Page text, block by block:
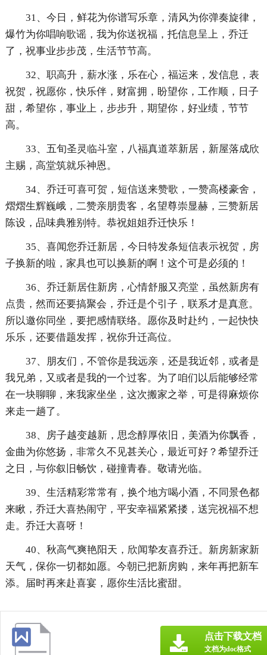
31、今日，鲜花为你谱写乐章，清风为你弹奏旋律，
爆竹为你唱响歌谣，我为你送祝福，托信息呈上，乔迁
了，祝事业步步茂，生活节节高。
32、职高升，薪水涨，乐在心，福运来，发信息，表
祝贺，祝愿你，快乐伴，财富拥，盼望你，工作顺，日子
甜，希望你，事业上，步步升，期望你，好业绩，节节
高。
33、五旬圣灵临斗室，八福真道萃新居，新屋落成欣
主赐，高堂筑就乐神恩。
34、乔迁可喜可贺，短信送来赞歌，一赞高楼豪舍，
熠熠生辉巍峨，二赞亲朋贵客，名望尊崇显赫，三赞新居
陈设，品味典雅别特。恭祝姐姐乔迁快乐！
35、喜闻您乔迁新居，今日特发条短信表示祝贺，房
子换新的啦，家具也可以换新的啊！这个可是必须的！
36、乔迁新居住新房，心情舒服又亮堂，虽然新房有
点贵，然而还要搞聚会，乔迁是个引子，联系才是真意。
所以邀你同坐，要把感情联络。愿你及时赴约，一起快快
乐乐，还要借题发挥，祝你升迁高位。
37、朋友们，不管你是我远亲，还是我近邻，或者是
我兄弟，又或者是我的一个过客。为了咱们以后能够经常
在一块聊聊，来我家坐坐，这次搬家之举，可是得麻烦你
来走一趟了。
38、房子越变越新，思念醇厚依旧，美酒为你飘香，
金曲为你悠扬，非常久不见甚关心，最近可好？希望乔迁
之日，与你叙旧畅饮，碰撞青春。敬请光临。
39、生活精彩常常有，换个地方喝小酒，不同景色都
来瞅，乔迁大喜热闹守，平安幸福紧紧搂，送完祝福不想
走。乔迁大喜呀！
40、秋高气爽艳阳天，欣闻挚友喜乔迁。新房新家新
天气，保你一切都如愿。今朝已把新房购，来年再把新车
添。届时再来赴喜宴，愿你生活比蜜甜。
点击下载文档
文档为doc格式